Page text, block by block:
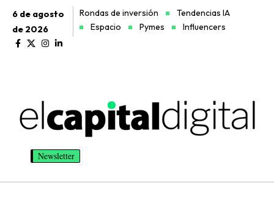
6 de agosto
de 2026
Rondas de inversión
Tendencias IA
Espacio
Pymes Influencers
Newsletter